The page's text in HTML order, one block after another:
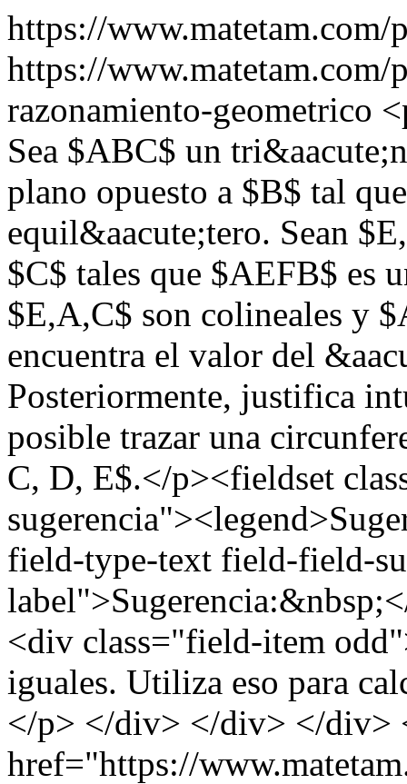
https://
https://www.matetam.com/
razonamiento-geometrico
Sea $ABC$ un
plano opuesto a $B$ tal
equil&aacute;tero. Sean
$C$ tales que $AEFB$ es
$E,A,C$ son colineales y
encuentra el valor del
Posteriormente, justifica
posible trazar una
C, D, E$.</p><fieldset
field-type-text field-field-
<div class="field-item
iguales. Utiliza eso para
</p> </div> </div> </div>
href="https://